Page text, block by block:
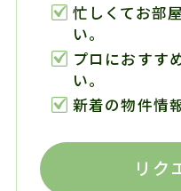
忙しくてお部
い。
プロにおすす
い。
新着の物件情
リク